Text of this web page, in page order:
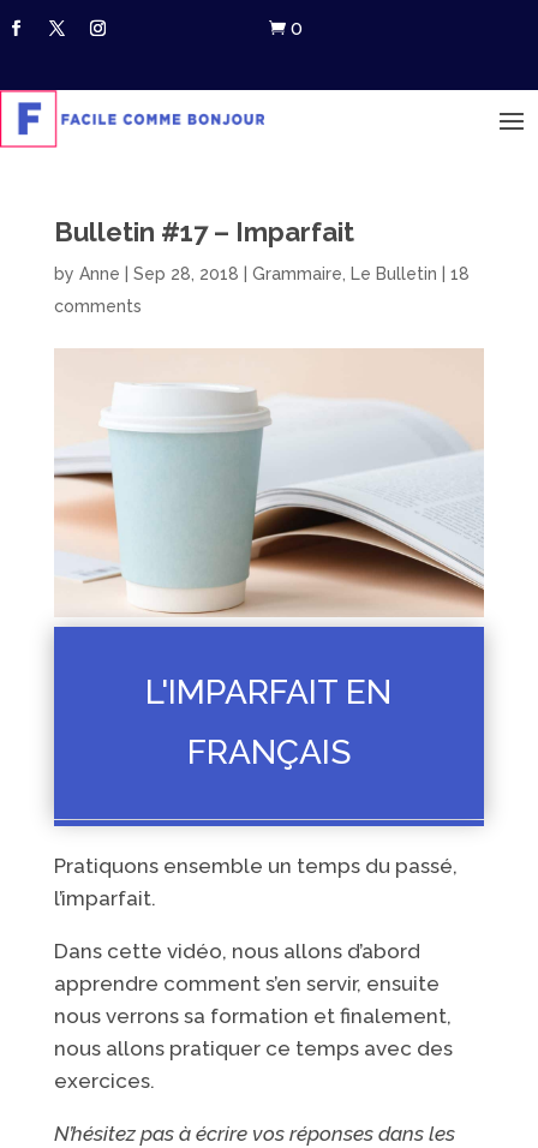
 0
Bulletin #17 – Imparfait
by Anne Sep 28, 2018 Grammaire, Le Bulletin
18
comments
L'IMPARFAIT EN
FRANÇAIS
Pratiquons ensemble un temps du passé,
l’imparfait.
Dans cette vidéo, nous allons d’abord
apprendre comment s’en servir, ensuite
nous verrons sa formation et finalement,
nous allons pratiquer ce temps avec des
exercices.
N’hésitez pas à écrire vos réponses dans les